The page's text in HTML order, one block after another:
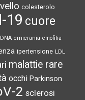
colesterolo
19 cuore
DNA emicrania emofilia
ipertensione LDL
malattie rare
occhi Parkinson
2 sclerosi